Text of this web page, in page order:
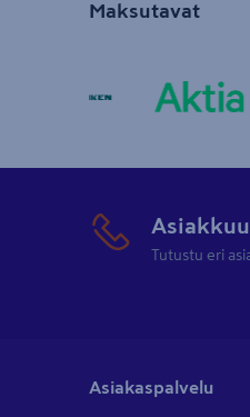
Maksutavat
Tutustu eri
Asiakaspalvelu